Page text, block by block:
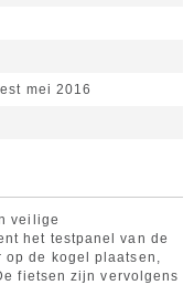
mei 2016
veilige
het testpanel van de
op de kogel plaatsen,
fietsen zijn vervolgens